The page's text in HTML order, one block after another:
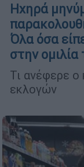
Ηχηρά
Όλα όσα
στην ομιλία
Τι ανέφερε
εκλογών